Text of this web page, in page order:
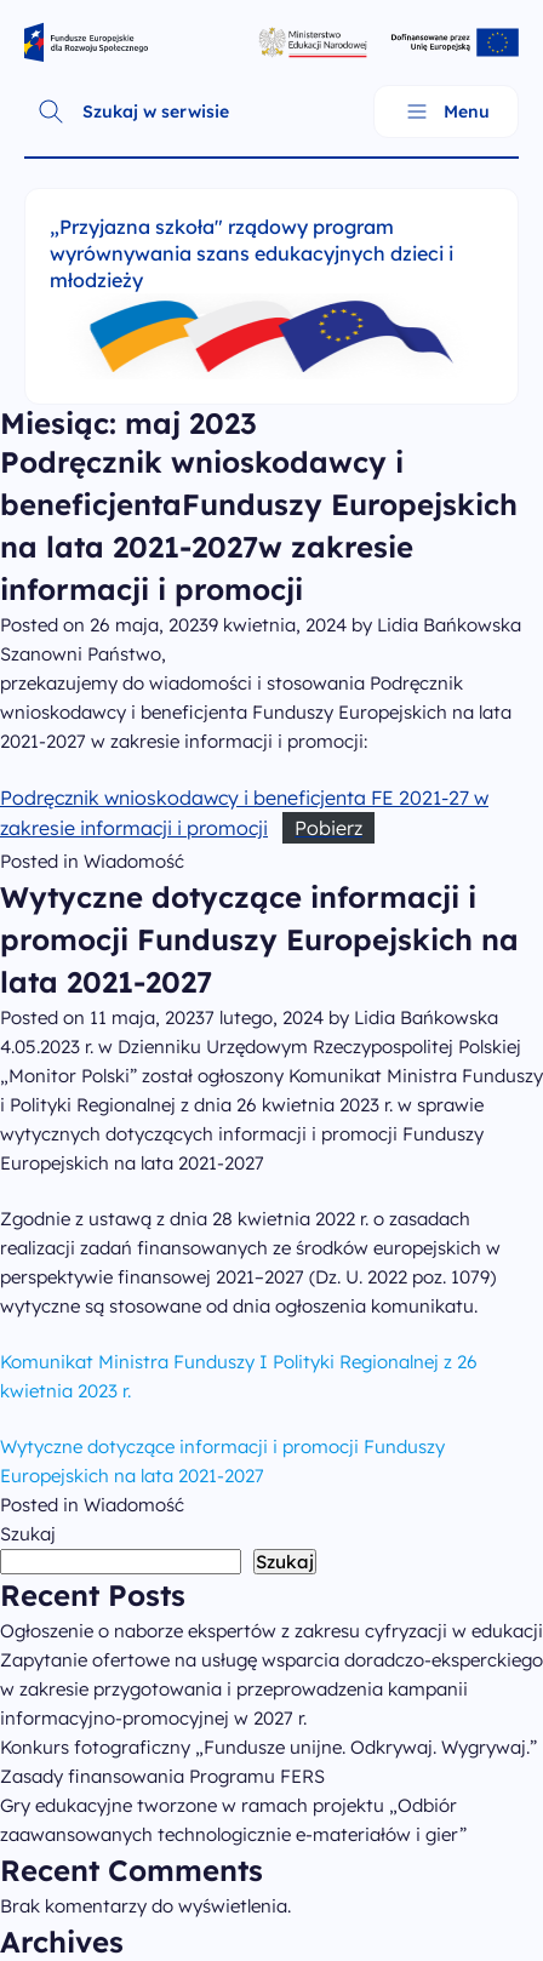
Fundusze Europejskie dla Rozwoju Społecznego
Szukaj w serwisie Menu
„Przyjazna szkoła" rządowy program
wyrównywania szans edukacyjnych dzieci i
młodzieży
O programie
Wiadomości
Archiwum PO WER
Kontakt
Polityka prywatności
Zapisz się do newslettera
infoFERSedukacja@men.gov.pl
otrzymasz wiadomość
w ciągu paru dni roboczych
al. Jana
Chrystiana
Szucha 25
00-918 Warszawa
odwiedź nas w biurze
Miesiąc: maj 2023
Podręcznik wnioskodawcy i
beneficjentaFunduszy Europejskich
na lata 2021-2027w zakresie
informacji i promocji
Posted on 26 maja, 20239 kwietnia, 2024 by Lidia Bańkowska
Szanowni Państwo,
przekazujemy do wiadomości i stosowania Podręcznik
wnioskodawcy i beneficjenta Funduszy Europejskich na lata
2021-2027 w zakresie informacji i promocji:
Podręcznik wnioskodawcy i beneficjenta FE 2021-27 w
zakresie informacji i promocji
Pobierz
Posted in Wiadomość
Wytyczne dotyczące informacji i
promocji Funduszy Europejskich na
lata 2021-2027
Posted on 11 maja, 20237 lutego, 2024 by Lidia Bańkowska
4.05.2023 r. w Dzienniku Urzędowym Rzeczypospolitej Polskiej
„Monitor Polski” został ogłoszony Komunikat Ministra Funduszy
i Polityki Regionalnej z dnia 26 kwietnia 2023 r. w sprawie
wytycznych dotyczących informacji i promocji Funduszy
Europejskich na lata 2021-2027
Zgodnie z ustawą z dnia 28 kwietnia 2022 r. o zasadach
realizacji zadań finansowanych ze środków europejskich w
perspektywie finansowej 2021–2027 (Dz. U. 2022 poz. 1079)
wytyczne są stosowane od dnia ogłoszenia komunikatu.
Komunikat Ministra Funduszy I Polityki Regionalnej z 26
kwietnia 2023 r.
Wytyczne dotyczące informacji i promocji Funduszy
Europejskich na lata 2021-2027
Posted in Wiadomość
Szukaj
Szukaj
Recent Posts
Ogłoszenie o naborze ekspertów z zakresu cyfryzacji w edukacji
Zapytanie ofertowe na usługę wsparcia doradczo-eksperckiego
w zakresie przygotowania i przeprowadzenia kampanii
informacyjno-promocyjnej w 2027 r.
Konkurs fotograficzny „Fundusze unijne. Odkrywaj. Wygrywaj.”
Zasady finansowania Programu FERS
Gry edukacyjne tworzone w ramach projektu „Odbiór
zaawansowanych technologicznie e-materiałów i gier”
Recent Comments
Brak komentarzy do wyświetlenia.
Archives